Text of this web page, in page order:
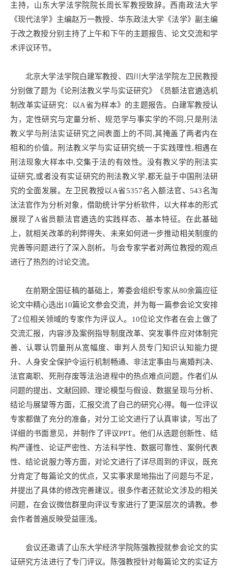
主持，山东大学法学院院长周长军教授致辞。西南政法大学
《现代法学》主编赵万一教授、华东政法大学《法学》副主编
于改之教授分别主持了上午和下午的主题报告、论文交流和学
术评议环节。
北京大学法学院白建军教授、四川大学法学院左卫民教授
分别做了题为《论刑法教义学与实证研究》《员额法官遴选机
制改革实证研究：以A省为样本》的主题报告。白建军教授认
为，定性研究与定量分析、规范学与事实学的不同,只是刑法
教义学与刑法实证研究之间表面上的不同,其掩盖了两者内在
相和的价值。刑法教义学与实证研究统一于实践理性,相遇在
刑法现象大样本中,交集于法的有效性。没有教义学的刑法实
证研究,或者没有实证研究的刑法教义学,都无益于中国刑法研
究的全面发展。左卫民教授以A省5357名入额法官、543名淘
汰法官作为分析对象，借助统计学分析软件，以大样本的形式
展现了A省员额法官遴选的实践样态、基本特征。在此基础
上，就相关改革的利弊得失、未来如何进一步推动相关制度的
完善等问题进行了深入剖析。与会专家学者对两位教授的观点
进行了热烈的讨论交流。
在前期全国征稿的基础上，筹委会组织专家从80余篇应征
论文中精心选出10篇论文参会交流，并为每一篇参会论文安排
了2位相关领域的专家作为评议人。10位论文作者在会上做了
交流汇报，内容涉及案例指导制度改革、突发事件应对体制完
善、认罪认罚量刑从宽幅度、审判人员专门知识认知能力提
升、人身安全保护令运行机制畅通、非法定事由与离婚判决、
法官离职、死刑存废等法治进程中的热点难点问题。作者们从
问题的提出、文献回顾、理论模型与假设、数据呈现与分析、
结论与展望等方面，汇报交流了自己的研究心得。每一位评议
专家都做了充分的准备，对分工论文进行了认真审读，写出了
详细的书面意见，并制作了评议PPT。他们从选题创新性、结
构严谨性、论证严密性、方法科学性、数据可靠性、案例代表
性、结论说服力等方面，对论文进行了详尽周到的评议，既充
分肯定了每篇论文的优点，又实事求是地指出了问题与不足，
并提出了具体的修改完善建议。很多作者还就论文涉及的相关
问题，在会议微信群里向评议专家进行了更深层次的请教。参
会作者普遍反映受益匪浅。
会议还邀请了山东大学经济学院陈强教授就参会论文的实
证研究方法进行了专门评议。陈强教授针对每篇论文的实证方